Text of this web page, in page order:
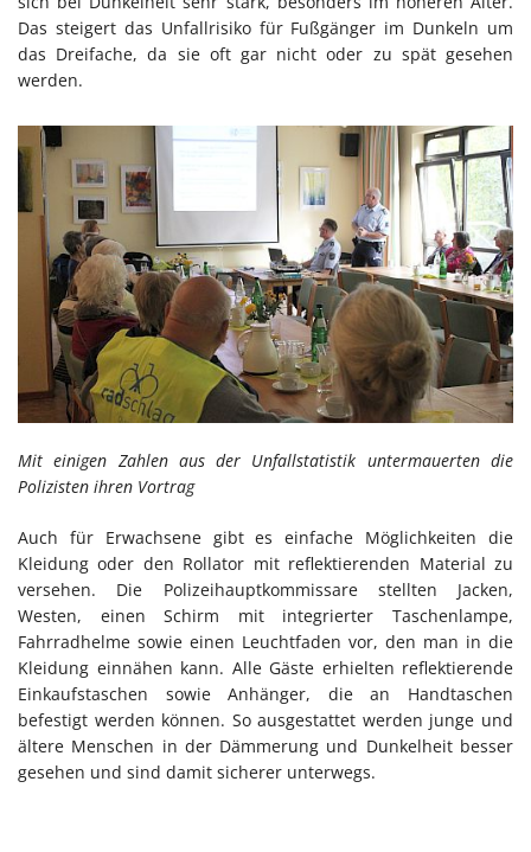
Das steigert das Unfallrisiko für Fußgänger im Dunkeln um
das Dreifache, da sie oft gar nicht oder zu spät gesehen
werden.
Mit einigen Zahlen aus der Unfallstatistik untermauerten die
Polizisten ihren Vortrag
Auch für Erwachsene gibt es einfache Möglichkeiten die
Kleidung oder den Rollator mit reflektierenden Material zu
versehen. Die Polizeihauptkommissare stellten Jacken,
Westen, einen Schirm mit integrierter Taschenlampe,
Fahrradhelme sowie einen Leuchtfaden vor, den man in die
Kleidung einnähen kann. Alle Gäste erhielten reflektierende
Einkaufstaschen sowie Anhänger, die an Handtaschen
befestigt werden können. So ausgestattet werden junge und
ältere Menschen in der Dämmerung und Dunkelheit besser
gesehen und sind damit sicherer unterwegs.